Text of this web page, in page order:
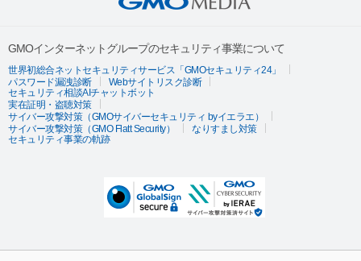
GMOインターネットグループのセキュリティ事業について
世界初総合ネットセキュリティサービス「GMOセキュリティ24」
パスワード漏洩診断
Webサイトリスク診断
セキュリティ相談AIチャットボット
実在証明・盗聴対策
サイバー攻撃対策（GMOサイバーセキュリティ byイエラエ）
サイバー攻撃対策（GMO Flatt Security）
なりすまし対策
セキュリティ事業の軌跡